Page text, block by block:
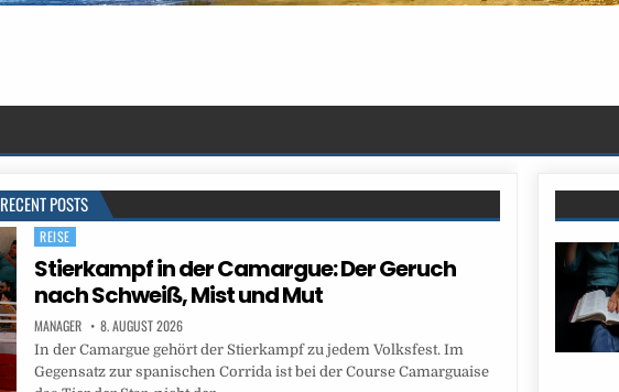
RECENT POSTS
Posted
in
REISE
Stierkampf in der Camargue: Der Geruch
nach Schweiß, Mist und Mut
MANAGER 8. AUGUST 2026
In der Camargue gehört der Stierkampf zu jedem Volksfest. Im
Gegensatz zur spanischen Corrida ist bei der Course Camarguaise